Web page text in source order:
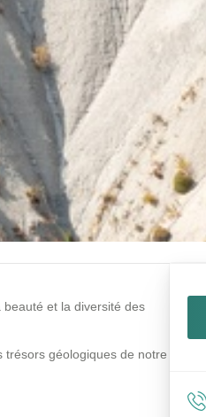
et la diversité des
trésors géologiques de notre